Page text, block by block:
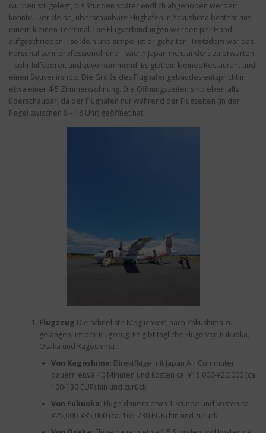
wurden stillgelegt, bis Stunden später endlich abgehoben werden
konnte. Der kleine, überschaubare Flughafen in Yakushima besteht aus
einem kleinen Terminal. Die Flugverbindungen werden per Hand
aufgeschrieben – so klein und simpel ist er gehalten. Trotzdem war das
Personal sehr professionell und – wie in Japan nicht anders zu erwarten
– sehr hilfsbereit und zuvorkommend. Es gibt ein kleines Restaurant und
einen Souvenirshop. Die Größe des Flughafengebäudes entspricht in
etwa einer 4-5 Zimmerwohnung. Die Öffnungszeiten sind ebenfalls
überschaubar, da der Flughafen nur während der Flugzeiten (in der
Regel zwischen 8 – 18 Uhr) geöffnet hat.
Flugzeug Die schnellste Möglichkeit, nach Yakushima zu
gelangen, ist per Flugzeug. Es gibt tägliche Flüge von Fukuoka,
Osaka und Kagoshima.
Von Kagoshima: Direktflüge mit Japan Air Commuter
dauern etwa 40 Minuten und kosten ca. ¥15,000-¥20,000 (ca.
100-130 EUR) hin und zurück.
Von Fukuoka: Flüge dauern etwa 1 Stunde und kosten ca.
¥25,000-¥35,000 (ca. 165-230 EUR) hin und zurück.